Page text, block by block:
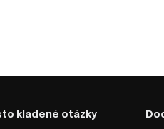
kladené otázky